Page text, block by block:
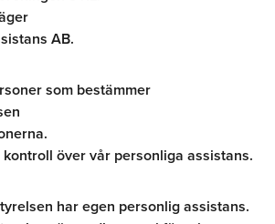
AB.
som bestämmer
över vår personliga assistans.
har egen personlig assistans.